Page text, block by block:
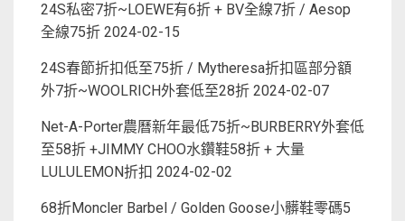
24S私密7折~LOEWE有6折 + BV全線7折 / Aesop
全線75折 2024-02-15
24S春節折扣低至75折 / Mytheresa折扣區部分額
外7折~WOOLRICH外套低至28折 2024-02-07
Net-A-Porter農曆新年最低75折~BURBERRY外套低
至58折 +JIMMY CHOO水鑽鞋58折 + 大量
LULULEMON折扣 2024-02-02
68折Moncler Barbel / Golden Goose小髒鞋零碼5